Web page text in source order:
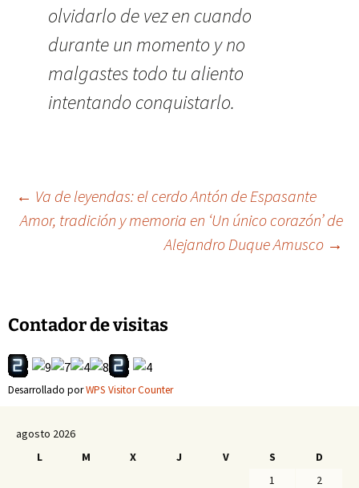
olvidarlo de vez en cuando
durante un momento y no
malgastes todo tu aliento
intentando conquistarlo.
Navegación
entradas
← Va de leyendas: el cerdo Antón de Espasante
Amor, tradición y memoria en ‘Un único corazón’ de
Alejandro Duque Amusco →
Contador de visitas
Desarrollado porWPS Visitor Counter
agosto 2026
L
M X J V S
D
1
2